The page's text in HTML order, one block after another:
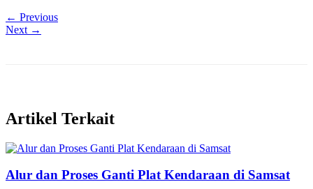
← Previous
Next →
Artikel Terkait
Alur dan Proses Ganti Plat Kendaraan di Samsat